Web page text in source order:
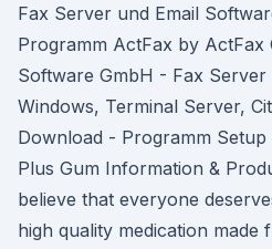
Fax Server und Email
Programm ActFax by ActFax
Software GmbH - Fax
Windows, Terminal Server,
Download - Programm
Plus Gum Information &
believe that everyone
high quality medication made